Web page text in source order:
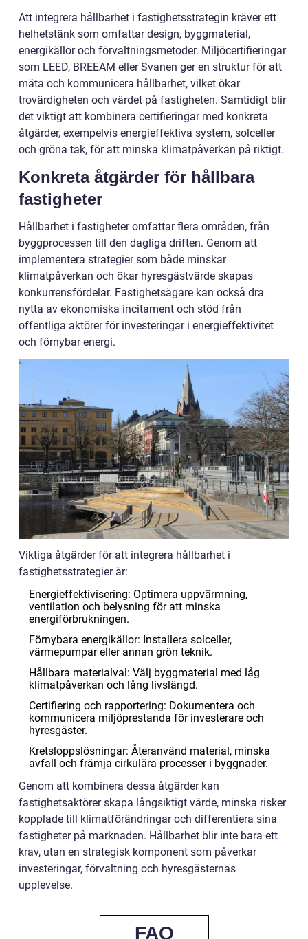
Att integrera hållbarhet i fastighetsstrategin kräver ett
helhetstänk som omfattar design, byggmaterial,
energikällor och förvaltningsmetoder. Miljöcertifieringar
som LEED, BREEAM eller Svanen ger en struktur för att
mäta och kommunicera hållbarhet, vilket ökar
trovärdigheten och värdet på fastigheten. Samtidigt blir
det viktigt att kombinera certifieringar med konkreta
åtgärder, exempelvis energieffektiva system, solceller
och gröna tak, för att minska klimatpåverkan på riktigt.
Konkreta åtgärder för hållbara
fastigheter
Hållbarhet i fastigheter omfattar flera områden, från
byggprocessen till den dagliga driften. Genom att
implementera strategier som både minskar
klimatpåverkan och ökar hyresgästvärde skapas
konkurrensfördelar. Fastighetsägare kan också dra
nytta av ekonomiska incitament och stöd från
offentliga aktörer för investeringar i energieffektivitet
och förnybar energi.
Viktiga åtgärder för att integrera hållbarhet i
fastighetsstrategier är:
Energieffektivisering: Optimera uppvärmning,
ventilation och belysning för att minska
energiförbrukningen.
Förnybara energikällor: Installera solceller,
värmepumpar eller annan grön teknik.
Hållbara materialval: Välj byggmaterial med låg
klimatpåverkan och lång livslängd.
Certifiering och rapportering: Dokumentera och
kommunicera miljöprestanda för investerare och
hyresgäster.
Kretsloppslösningar: Återanvänd material, minska
avfall och främja cirkulära processer i byggnader.
Genom att kombinera dessa åtgärder kan
fastighetsaktörer skapa långsiktigt värde, minska risker
kopplade till klimatförändringar och differentiera sina
fastigheter på marknaden. Hållbarhet blir inte bara ett
krav, utan en strategisk komponent som påverkar
investeringar, förvaltning och hyresgästernas
upplevelse.
FAQ